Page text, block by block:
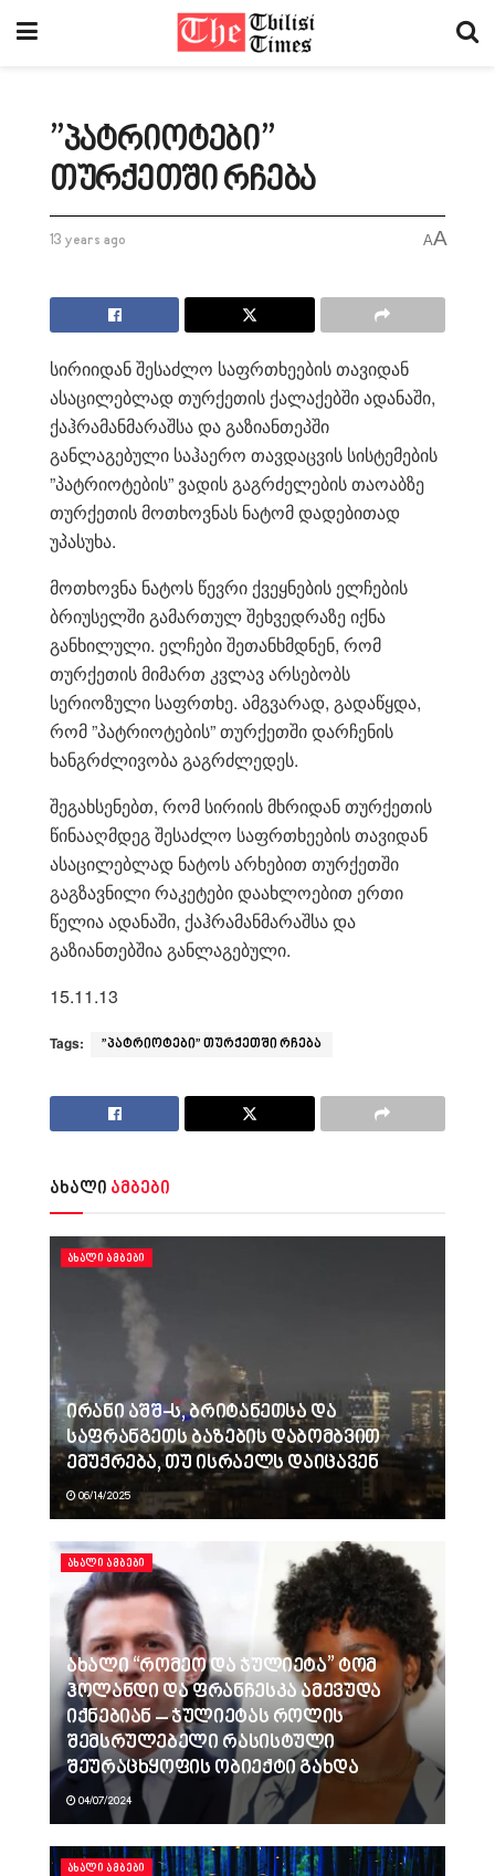
”პატრიოტები”
თურქეთში რჩება
13 years ago AA
სირიიდან შესაძლო საფრთხეების თავიდან
ასაცილებლად თურქეთის ქალაქებში ადანაში,
ქაჰრამანმარაშსა და გაზიანთეპში
განლაგებული საჰაერო თავდაცვის სისტემების
”პატრიოტების” ვადის გაგრძელების თაოაბზე
თურქეთის მოთხოვნას ნატომ დადებითად
უპასუხა.
მოთხოვნა ნატოს წევრი ქვეყნების ელჩების
ბრიუსელში გამართულ შეხვედრაზე იქნა
განხილული. ელჩები შეთანხმდნენ, რომ
თურქეთის მიმართ კვლავ არსებობს
სერიოზული საფრთხე. ამგვარად, გადაწყდა,
რომ ”პატრიოტების” თურქეთში დარჩენის
ხანგრძლივობა გაგრძლედეს.
შეგახსენებთ, რომ სირიის მხრიდან თურქეთის
წინააღმდეგ შესაძლო საფრთხეების თავიდან
ასაცილებლად ნატოს არხებით თურქეთში
გაგზავნილი რაკეტები დაახლოებით ერთი
წელია ადანაში, ქაჰრამანმარაშსა და
გაზიანთებშია განლაგებული.
15.11.13
Tags: ”პატრიოტები” თურქეთში რჩება
ახალი ამბები
ᲐᲮᲐᲚᲘ ᲐᲛᲑᲔᲑᲘ
ირანი აშშ-ს, ბრიტანეთსა და
საფრანგეთს ბაზების დაბომბვით
ემუქრება, თუ ისრაელს დაიცავენ
06/14/2025
ᲐᲮᲐᲚᲘ ᲐᲛᲑᲔᲑᲘ
ახალი “რომეო და ჯულიეტა” ტომ
ჰოლანდი და ფრანჩესკა ამევუდა
იქნებიან – ჯულიეტას როლის
შემსრულებელი რასისტული
შეურაცხყოფის ობიექტი გახდა
04/07/2024
ᲐᲮᲐᲚᲘ ᲐᲛᲑᲔᲑᲘ